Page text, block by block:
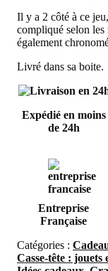
Il y a 2 côté à ce
compliqué selon
également
Livré dans sa boite.
Expédié en moins
de 24h
Entreprise
Française
Catégories :
Casse-tête : jouets